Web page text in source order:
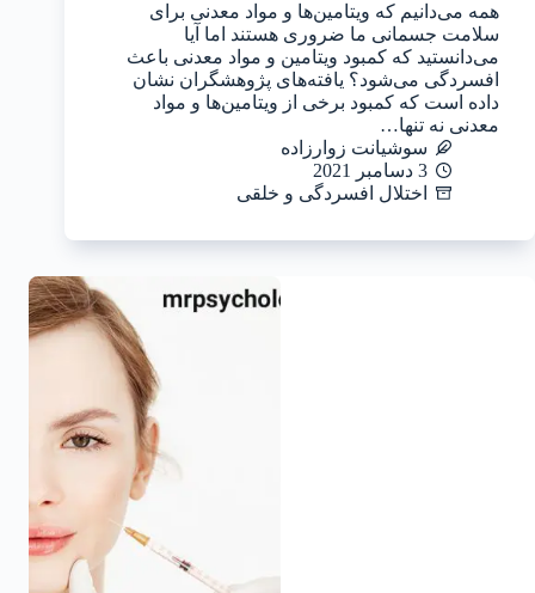
همه می‌دانیم که ویتامین‌ها و مواد معدنی برای
سلامت جسمانی ما ضروری هستند اما آیا
می‌دانستید که کمبود ویتامین و مواد معدنی باعث
افسردگی می‌شود؟ یافته‌های پژوهشگران نشان
داده است که کمبود برخی از ویتامین‌ها و مواد
معدنی نه تنها…
سوشیانت زوارزاده
3 دسامبر 2021
اختلال افسردگی و خلقی